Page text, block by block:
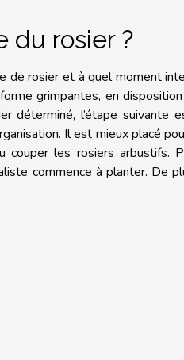
du rosier ?
de rosier et à quel moment
grimpantes, en
déterminé, l’étape suivante
Il est mieux placé
couper les rosiers arbustifs.
commence à planter. De